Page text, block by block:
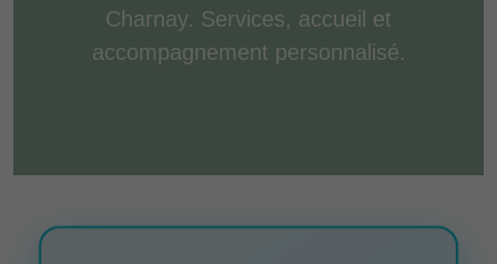
Charnay. Services, accueil et
accompagnement personnalisé.